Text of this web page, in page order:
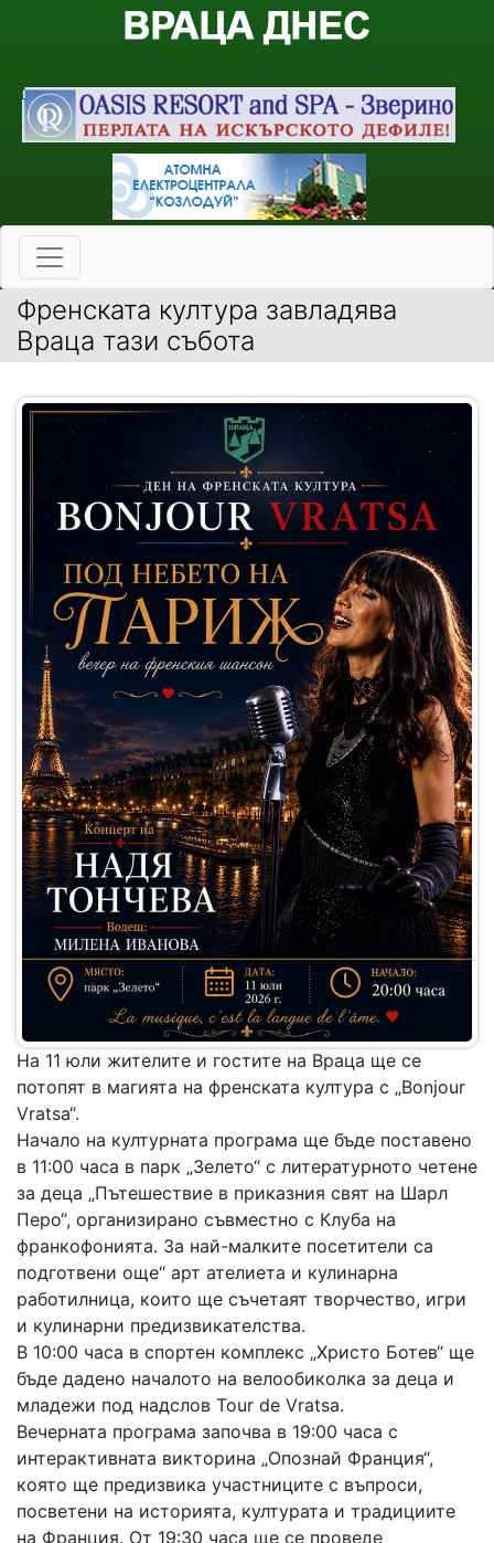
Френската култура завладява
Враца тази събота
На 11 юли жителите и гостите на Враца ще се
потопят в магията на френската култура с „Bonjour
Vratsa“.
Начало на културната програма ще бъде поставено
в 11:00 часа в парк „Зелето“ с литературното четене
за деца „Пътешествие в приказния свят на Шарл
Перо“, организирано съвместно с Клуба на
франкофонията. За най-малките посетители са
подготвени още“ арт ателиета и кулинарна
работилница, които ще съчетаят творчество, игри
и кулинарни предизвикателства.
В 10:00 часа в спортен комплекс „Христо Ботев“ ще
бъде дадено началото на велообиколка за деца и
младежи под надслов Tour de Vratsa.
Вечерната програма започва в 19:00 часа с
интерактивната викторина „Опознай Франция“,
която ще предизвика участниците с въпроси,
посветени на историята, културата и традициите
на Франция. От 19:30 часа ще се проведе